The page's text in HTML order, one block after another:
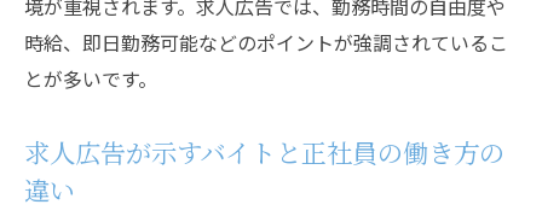
境が重視されます。求人広告では、勤務時間の自由度や
時給、即日勤務可能などのポイントが強調されているこ
とが多いです。
求人広告が示すバイトと正社員の働き方の
違い